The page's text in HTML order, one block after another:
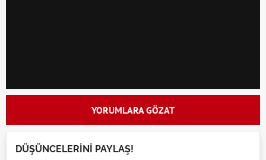
YORUMLARA GÖZAT
DÜŞÜNCELERİNİ PAYLAŞ!